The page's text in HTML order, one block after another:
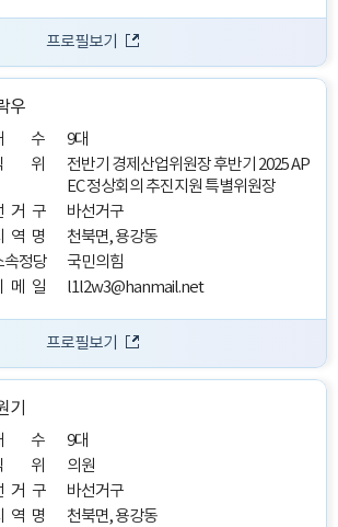
프로필보기
우
수9대
위전반기 경제산업위원장후반기 2025 AP
EC 정상회의 추진지원 특별위원장
거구
바선거구
역명
천북면, 용강동
속정당
국민의힘
메일
l1l2w3@hanmail.net
프로필보기
기
수9대
위의원
거구
바선거구
역명
천북면, 용강동